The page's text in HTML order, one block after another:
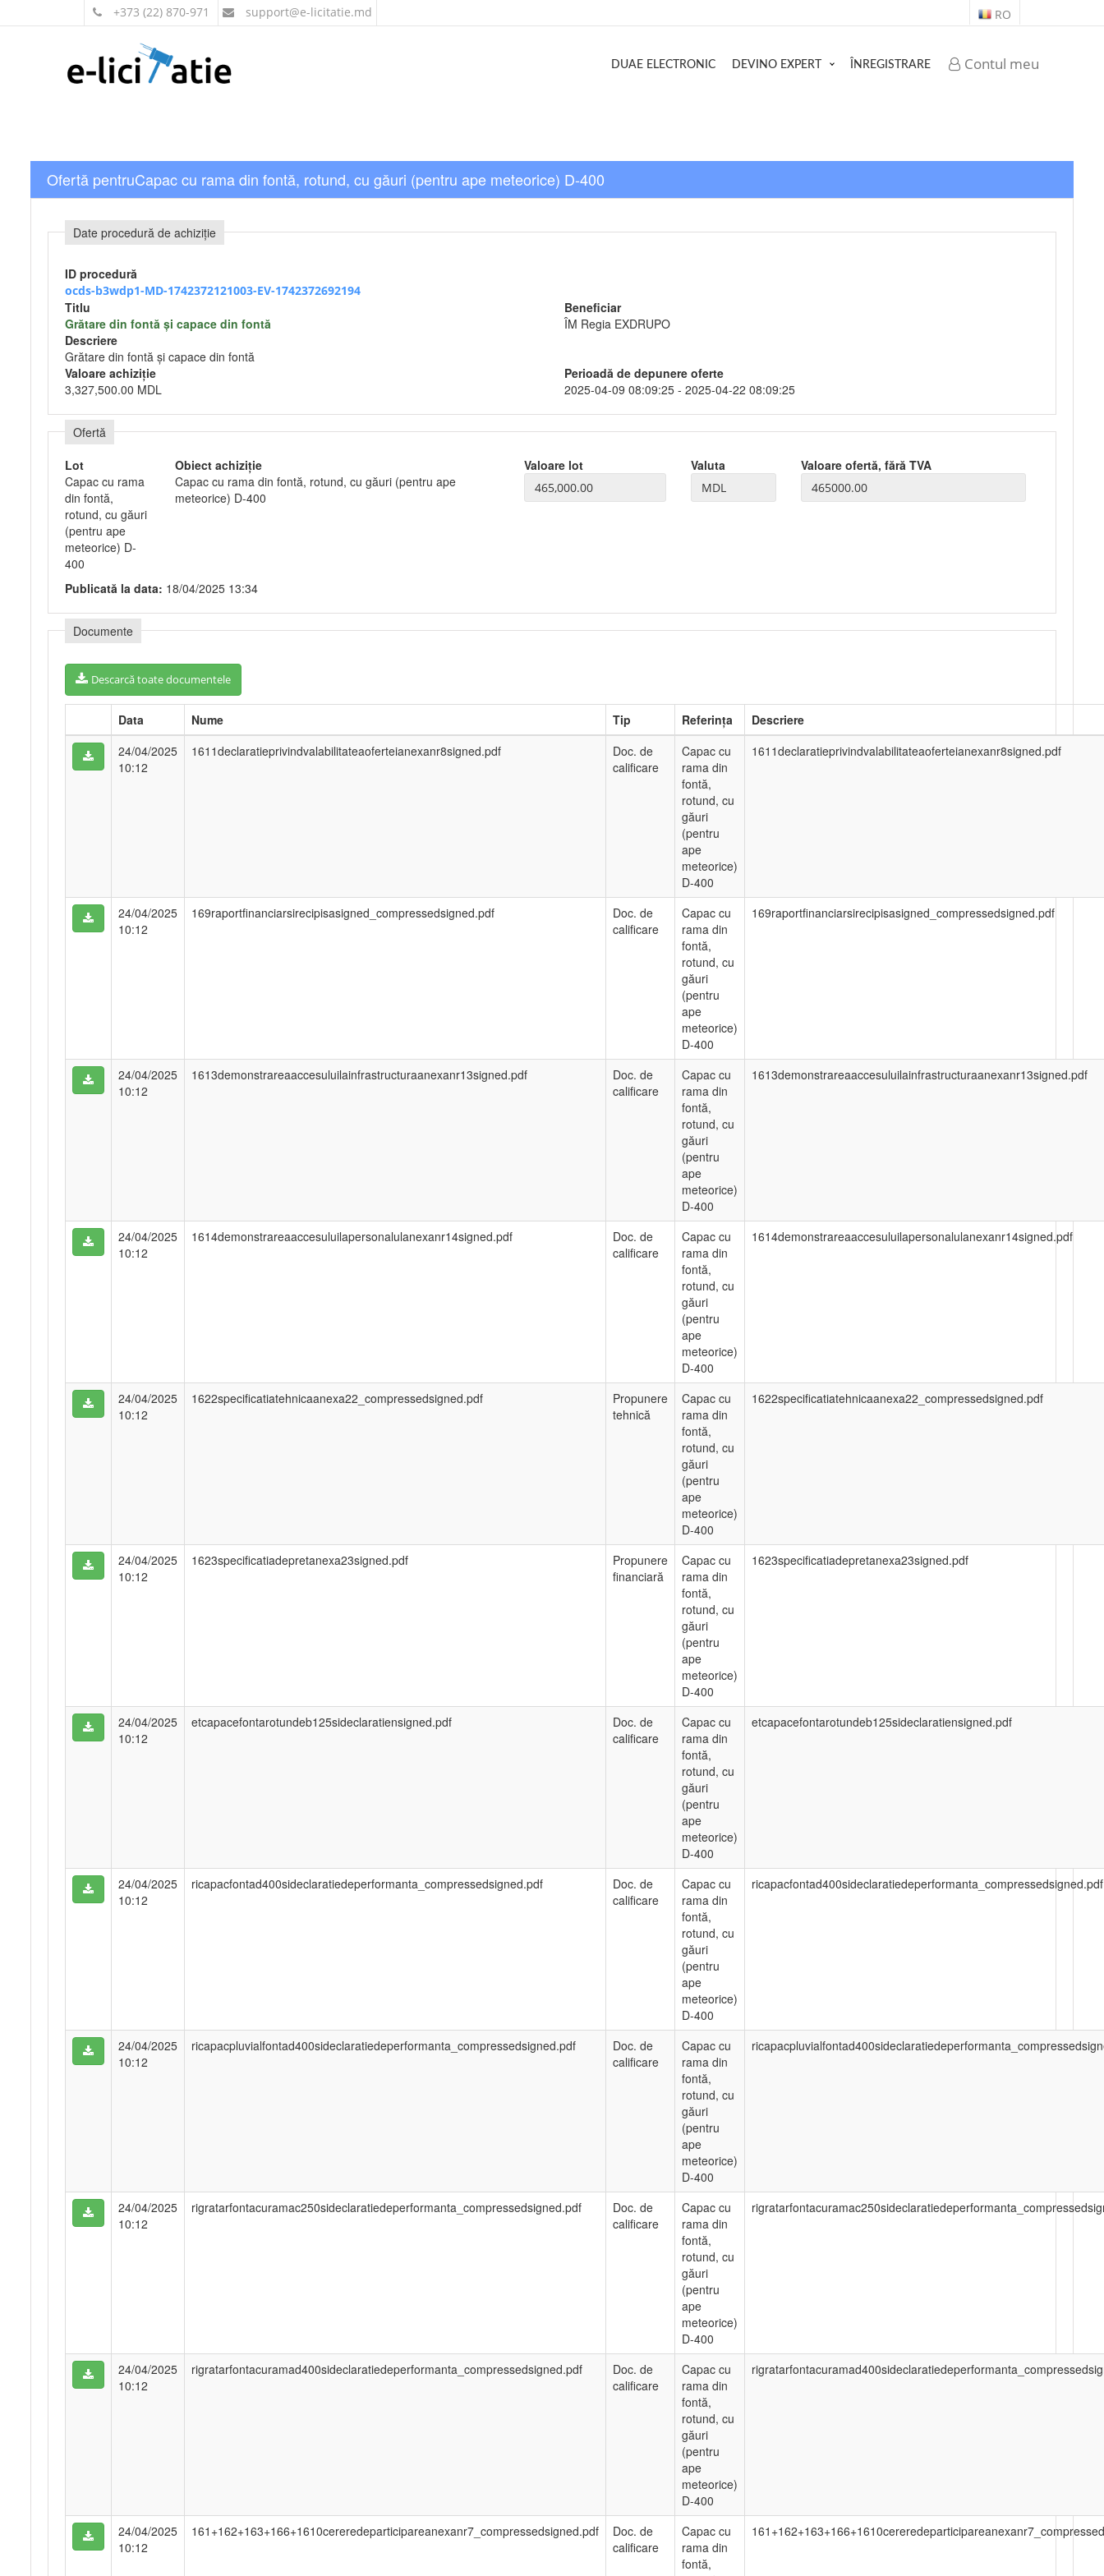
+373 (22) 870-971 support@e-licitatie.md RO
Contul meu
DUAE ELECTRONIC DEVINO EXPERT ÎNREGISTRARE
Ofertă pentruCapac cu rama din fontă, rotund, cu găuri (pentru ape meteorice) D-400
Date procedură de achiziție
ID procedură
ocds-b3wdp1-MD-1742372121003-EV-1742372692194
Titlu
Grătare din fontă și capace din fontă
Beneficiar
ÎM Regia EXDRUPO
Descriere
Grătare din fontă și capace din fontă
Valoare achiziție
3,327,500.00 MDL
Perioadă de depunere oferte
2025-04-09 08:09:25 - 2025-04-22 08:09:25
Ofertă
Lot
Obiect achiziție Valoare lot Valuta
Valoare ofertă, fără TVA
Capac cu rama
din fontă,
rotund, cu găuri
(pentru ape
meteorice) D-
400
Capac cu rama din fontă, rotund, cu găuri (pentru ape
meteorice) D-400
Publicată la data: 18/04/2025 13:34
Documente
Descarcă toate documentele
Data Nume Tip Referința
Descriere
24/04/2025
10:12
1611declaratieprivindvalabilitateaoferteianexanr8signed.pdf
Doc. de
calificare
Capac cu
rama din
fontă,
rotund, cu
găuri
(pentru
ape
meteorice)
D-400
1611declaratieprivindvalabilitateaoferteianexanr8signed.pdf
24/04/2025
10:12
169raportfinanciarsirecipisasigned_compressedsigned.pdf
Doc. de
calificare
Capac cu
rama din
fontă,
rotund, cu
găuri
(pentru
ape
meteorice)
D-400
169raportfinanciarsirecipisasigned_compressedsigned.pdf
24/04/2025
10:12
1613demonstrareaaccesuluilainfrastructuraanexanr13signed.pdf
Doc. de
calificare
Capac cu
rama din
fontă,
rotund, cu
găuri
(pentru
ape
meteorice)
D-400
1613demonstrareaaccesuluilainfrastructuraanexanr13signed.pdf
24/04/2025
10:12
1614demonstrareaaccesuluilapersonalulanexanr14signed.pdf
Doc. de
calificare
Capac cu
rama din
fontă,
rotund, cu
găuri
(pentru
ape
meteorice)
D-400
1614demonstrareaaccesuluilapersonalulanexanr14signed.pdf
24/04/2025
10:12
1622specificatiatehnicaanexa22_compressedsigned.pdf
Propunere
tehnică
Capac cu
rama din
fontă,
rotund, cu
găuri
(pentru
ape
meteorice)
D-400
1622specificatiatehnicaanexa22_compressedsigned.pdf
24/04/2025
10:12
1623specificatiadepretanexa23signed.pdf
Propunere
financiară
Capac cu
rama din
fontă,
rotund, cu
găuri
(pentru
ape
meteorice)
D-400
1623specificatiadepretanexa23signed.pdf
24/04/2025
10:12
etcapacefontarotundeb125sideclaratiensigned.pdf
Doc. de
calificare
Capac cu
rama din
fontă,
rotund, cu
găuri
(pentru
ape
meteorice)
D-400
etcapacefontarotundeb125sideclaratiensigned.pdf
24/04/2025
10:12
ricapacfontad400sideclaratiedeperformanta_compressedsigned.pdf
Doc. de
calificare
Capac cu
rama din
fontă,
rotund, cu
găuri
(pentru
ape
meteorice)
D-400
ricapacfontad400sideclaratiedeperformanta_compressedsigned.pdf
24/04/2025
10:12
ricapacpluvialfontad400sideclaratiedeperformanta_compressedsigned.pdf
Doc. de
calificare
Capac cu
rama din
fontă,
rotund, cu
găuri
(pentru
ape
meteorice)
D-400
24/04/2025
10:12
rigratarfontacuramac250sideclaratiedeperformanta_compressedsigned.pdf
Doc. de
calificare
Capac cu
rama din
fontă,
rotund, cu
găuri
(pentru
ape
meteorice)
D-400
24/04/2025
10:12
rigratarfontacuramad400sideclaratiedeperformanta_compressedsigned.pdf
Doc. de
calificare
Capac cu
rama din
fontă,
rotund, cu
găuri
(pentru
ape
meteorice)
D-400
24/04/2025
10:12
161+162+163+166+1610cereredeparticipareanexanr7_compressedsigned.pdf
Doc. de
calificare
Capac cu
rama din
fontă,